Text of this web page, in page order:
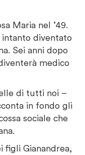
Maria nel ’49.
intanto diventato
Sei anni dopo
medico
di tutti noi –
in fondo gli
sociale che
figli Gianandrea,